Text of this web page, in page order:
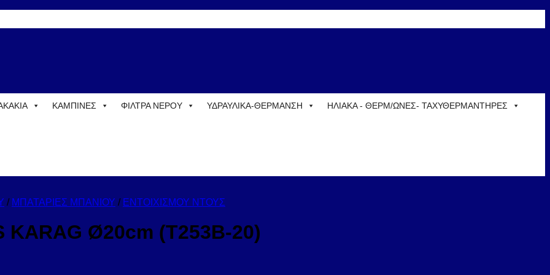
ΚΑΜΠΙΝΕΣ ΦΙΛΤΡΑ ΝΕΡΟΥ ΥΔΡΑΥΛΙΚΑ-ΘΕΡΜΑΝΣΗ ΗΛΙΑΚΑ - ΘΕΡΜ/ΩΝΕΣ- ΤΑΧΥΘΕΡΜΑΝΤΗΡΕΣ
/ ΜΠΑΤΑΡΙΕΣ ΜΠΑΝΙΟΥ / ΕΝΤΟΙΧΙΣΜΟΥ ΝΤΟΥΣ
KARAG Ø20cm (T253B-20)